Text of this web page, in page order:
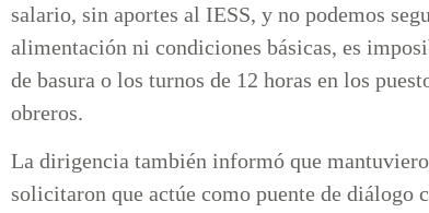
salario, sin aportes al IESS, y no podemos
alimentación ni condiciones básicas, es
de basura o los turnos de 12 horas en los
obreros.
La dirigencia también informó que
solicitaron que actúe como puente de